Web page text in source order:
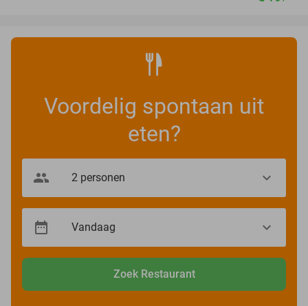
Voordelig spontaan uit
eten?
Zoek Restaurant